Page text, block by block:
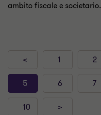
ambito fiscale e societario.
< 1 2
5 6 7
10 >